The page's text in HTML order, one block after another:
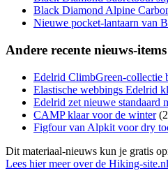
Black Diamond Alpine
Nieuwe pocket-lantaarn van
Andere recente nieuws-
Edelrid ClimbGreen-collectie
Elastische webbings Edelrid
Edelrid zet nieuwe standaard
CAMP klaar voor de winter
Figfour van Alpkit voor dry
Dit materiaal-nieuws kun je gratis
Lees hier meer over de Hiking-